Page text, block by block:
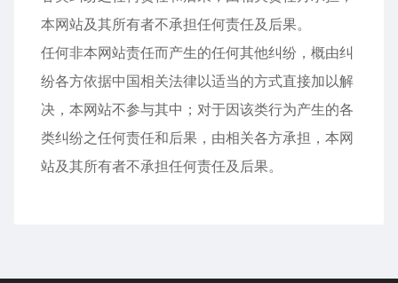
本网站及其所有者不承担任何责任及后果。
任何非本网站责任而产生的任何其他纠纷，概由纠
纷各方依据中国相关法律以适当的方式直接加以解
决，本网站不参与其中；对于因该类行为产生的各
类纠纷之任何责任和后果，由相关各方承担，本网
站及其所有者不承担任何责任及后果。